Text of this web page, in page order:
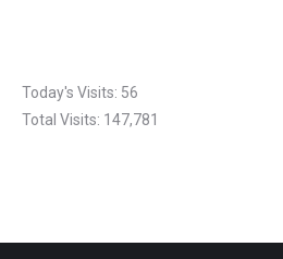
Today's Visits: 56
Total Visits: 147,781